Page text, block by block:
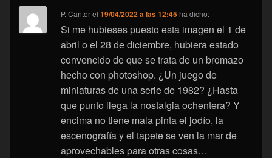
P. Cantorel19/04/2022 a las 12:45 ha dicho:
Si me hubieses puesto esta imagen el 1 de
abril o el 28 de diciembre, hubiera estado
convencido de que se trata de un bromazo
hecho con photoshop. ¿Un juego de
miniaturas de una serie de 1982? ¿Hasta
que punto llega la nostalgia ochentera? Y
encima no tiene mala pinta el jodío, la
escenografía y el tapete se ven la mar de
aprovechables para otras cosas…